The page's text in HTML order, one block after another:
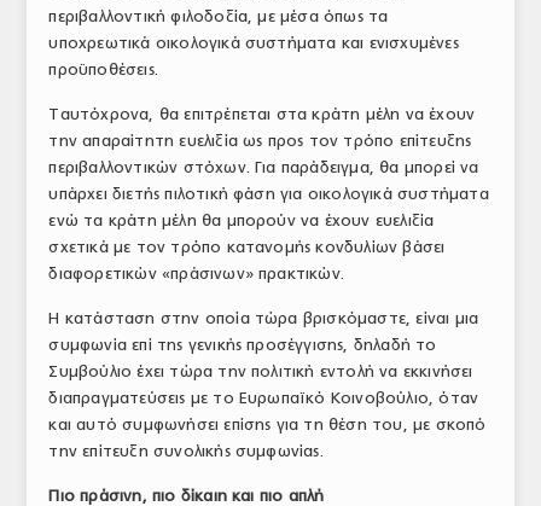
ΤΟ ΠΕΡΙΟΔΙΚΟ
Profile
ΑΡΧΕΙΟ ΤΕΥΧΩΝ
ΣΥΝΕΔΡΙΟ ΚΡΕΑΤΟΣ
περιβαλλοντική φιλοδοξία, με μέσα όπως τα
υποχρεωτικά οικολογικά συστήματα και ενισχυμένες
προϋποθέσεις.
Ταυτόχρονα, θα επιτρέπεται στα κράτη μέλη να έχουν
την απαραίτητη ευελιξία ως προς τον τρόπο επίτευξης
περιβαλλοντικών στόχων. Για παράδειγμα, θα μπορεί να
υπάρχει διετής πιλοτική φάση για οικολογικά συστήματα
ενώ τα κράτη μέλη θα μπορούν να έχουν ευελιξία
σχετικά με τον τρόπο κατανομής κονδυλίων βάσει
διαφορετικών «πράσινων» πρακτικών.
Η κατάσταση στην οποία τώρα βρισκόμαστε, είναι μια
συμφωνία επί της γενικής προσέγγισης, δηλαδή το
Συμβούλιο έχει τώρα την πολιτική εντολή να εκκινήσει
διαπραγματεύσεις με το Ευρωπαϊκό Κοινοβούλιο, όταν
και αυτό συμφωνήσει επίσης για τη θέση του, με σκοπό
την επίτευξη συνολικής συμφωνίας.
Πιο πράσινη, πιο δίκαιη και πιο απλή